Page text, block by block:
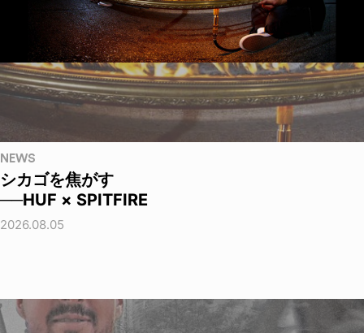
NEWS
シカゴを焦がす
──HUF × SPITFIRE
2026.08.05